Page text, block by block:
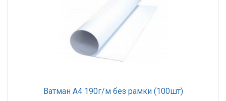
Ватман А4 190г/м без рамки (100шт)